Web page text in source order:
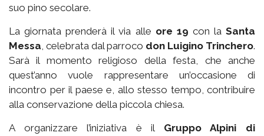
suo pino secolare.
La giornata prenderà il via alle ore 19 con laSanta
Messa, celebrata dal parroco don Luigino Trinchero.
Sarà il momento religioso della festa, che anche
quest’anno vuole rappresentare un’occasione di
incontro per il paese e, allo stesso tempo, contribuire
alla conservazione della piccola chiesa.
A organizzare l’iniziativa è il Gruppo Alpini di